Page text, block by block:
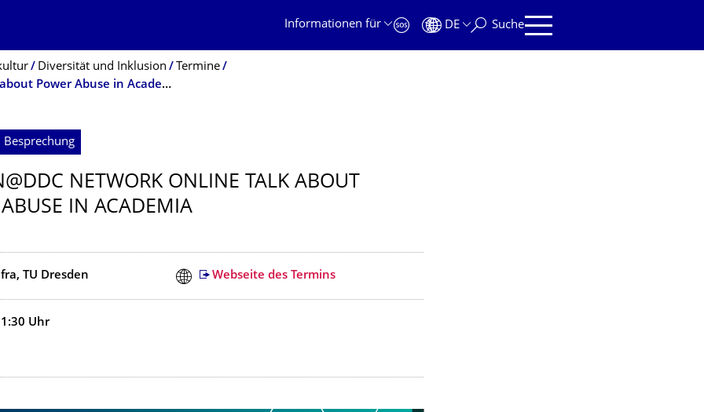
Informationen für
DE Suche
Diversität und Inklusion
Termine
Women@DDc Network Online Talk about Power Abuse in Academia
NETWORK ONLINE TALK ABOUT
ABUSE IN ACADEMIA
TU Dresden Webseite des Termins
Uhr